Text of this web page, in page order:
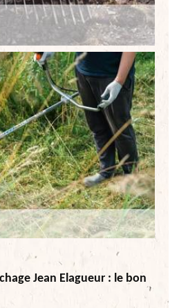
Jean Elagueur : le bon